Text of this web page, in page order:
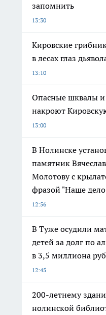
запомнить
13:30
Кировские
в лесах глаз
13:10
Опасные шквалы и
накроют
13:00
В Нолинске
памятник
Молотову с
фразой "Наше дело
12:56
В Туже осудили
детей за долг по
в 3,5 миллиона
12:45
200-летнему
нолинской